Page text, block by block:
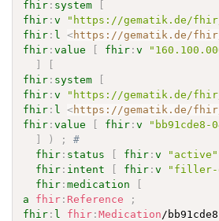
fhir : system
fhir :v
"https://gematik.de/
fhir : l <https://gematik.de/
fhir :value fhir :v
fhir : system
fhir :v
"https://gematik.de/
fhir : l <https://gematik.de/
fhir :value fhir :v
"bb91cde8-
) ;
#
fhir : status fhir :v "active"
fhir : intent fhir :v "filler-
fhir :medication
a
fhir : Reference
;
fhir : l fhir :Medication /bb91cde8